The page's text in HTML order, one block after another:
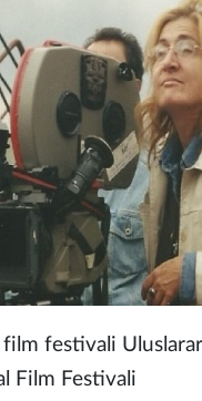
festivali
Film Festivali